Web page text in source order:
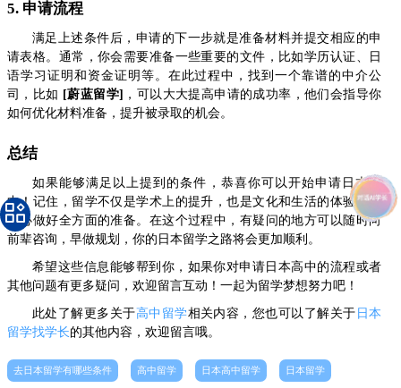
5. 申请流程
满足上述条件后，申请的下一步就是准备材料并提交相应的申
请表格。通常，你会需要准备一些重要的文件，比如学历认证、日
语学习证明和资金证明等。在此过程中，找到一个靠谱的中介公
司，比如 [蔚蓝留学] ，可以大大提高申请的成功率，他们会指导你
如何优化材料准备，提升被录取的机会。
总结
如果能够满足以上提到的条件，恭喜你可以开始申请日本高
中！记住，留学不仅是学术上的提升，也是文化和生活的体验，请
务必做好全方面的准备。在这个过程中，有疑问的地方可以随时向
前辈咨询，早做规划，你的日本留学之路将会更加顺利。
希望这些信息能够帮到你，如果你对申请日本高中的流程或者
其他问题有更多疑问，欢迎留言互动！一起为留学梦想努力吧！
此处了解更多关于高中留学相关内容，您也可以了解关于 日本
留学找学长的其他内容，欢迎留言哦。
去日本留学有哪些条件 高中留学 日本高中留学 日本留学